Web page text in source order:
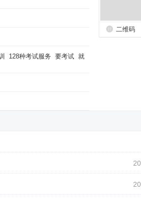
128种考试服务 要考试 就
二维码